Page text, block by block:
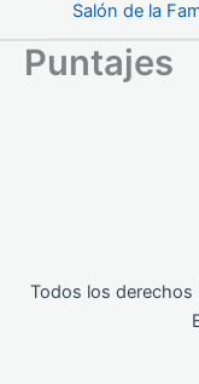
Salón de la
Puntajes
Todos los